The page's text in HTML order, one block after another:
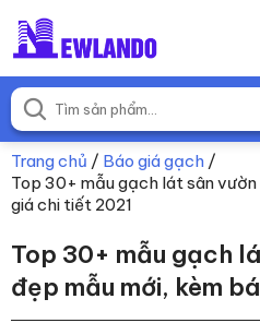
Trang chủ / Báo giá gạch /
Top 30+ mẫu gạch lát sân
giá chi tiết 2021
Top 30+ mẫu gạch
đẹp mẫu mới, kèm